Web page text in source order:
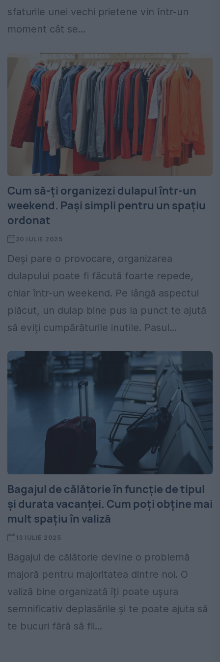
sfaturile unei vechi prietene vin într-un
moment cât se...
Cum să-ți organizezi dulapul într-un
weekend. Pași simpli pentru un spațiu
ordonat
20 IULIE 2025
Deși pare o provocare, organizarea
dulapului poate fi făcută foarte repede,
chiar într-un weekend. Pe lângă aspectul
plăcut, un dulap bine pus la punct te ajută
să eviți cumpărăturile inutile. Pasul...
Bagajul de călătorie în funcție de tipul
și durata vacanței. Cum poți obține mai
mult spațiu în valiză
13 IULIE 2025
Bagajul de călătorie devine o problemă
majoră pentru majoritatea dintre noi. O
valiză bine organizată îți poate ușura
semnificativ deplasările și te poate ajuta să
te bucuri fără să fii...